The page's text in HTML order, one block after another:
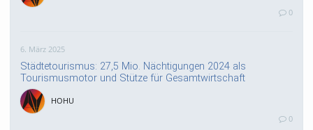
0
6. März 2025
Städtetourismus: 27,5 Mio. Nächtigungen 2024 als
Tourismusmotor und Stütze für Gesamtwirtschaft
HOHU
0